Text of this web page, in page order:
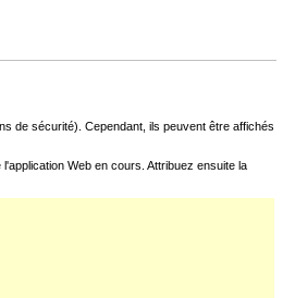
de sécurité). Cependant, ils peuvent être affichés
Web en cours. Attribuez ensuite la